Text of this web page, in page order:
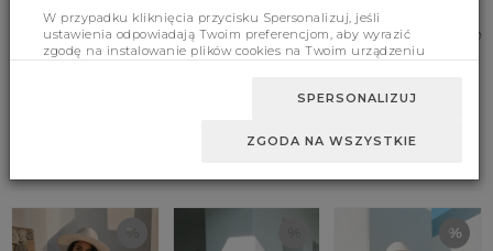
249.00 zł
Róż
289.00 zł
509.00 zł
W przypadku kliknięcia przycisku Spersonalizuj, jeśli
ustawienia odpowiadają Twoim preferencjom, aby wyrazić
zgodę na instalowanie plików cookies na Twoim urządzeniu
SPERSONALIZUJ
ZGODA NA WSZYSTKIE